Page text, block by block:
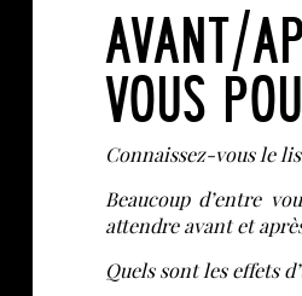
AVANT/
VOUS
Connaissez-vous le
Beaucoup d’entre
attendre avant et
Quels sont les effets